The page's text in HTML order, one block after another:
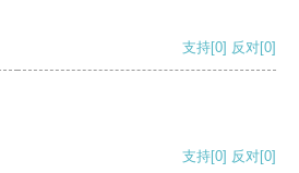
支持[0] 反对[0]
支持[0] 反对[0]